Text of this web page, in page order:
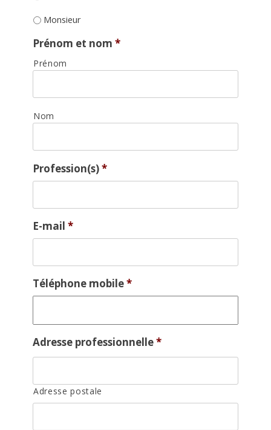
Monsieur
Prénom et nom *
Prénom
Nom
Profession(s)*
E-mail *
Téléphone mobile*
Adresse professionnelle*
Adresse postale